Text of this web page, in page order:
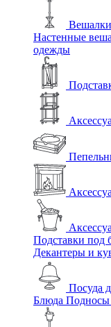
Вешалки
Настенные
одежды
Подставки под
Декантеры и
Посуда
Блюда Подносы